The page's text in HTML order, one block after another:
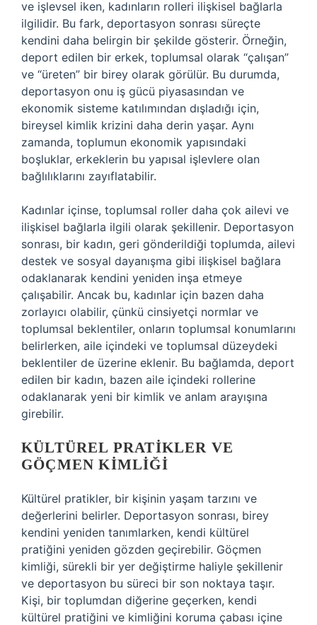
ve işlevsel iken, kadınların rolleri ilişkisel bağlarla
ilgilidir. Bu fark, deportasyon sonrası süreçte
kendini daha belirgin bir şekilde gösterir. Örneğin,
deport edilen bir erkek, toplumsal olarak “çalışan”
ve “üreten” bir birey olarak görülür. Bu durumda,
deportasyon onu iş gücü piyasasından ve
ekonomik sisteme katılımından dışladığı için,
bireysel kimlik krizini daha derin yaşar. Aynı
zamanda, toplumun ekonomik yapısındaki
boşluklar, erkeklerin bu yapısal işlevlere olan
bağlılıklarını zayıflatabilir.
Kadınlar içinse, toplumsal roller daha çok ailevi ve
ilişkisel bağlarla ilgili olarak şekillenir. Deportasyon
sonrası, bir kadın, geri gönderildiği toplumda, ailevi
destek ve sosyal dayanışma gibi ilişkisel bağlara
odaklanarak kendini yeniden inşa etmeye
çalışabilir. Ancak bu, kadınlar için bazen daha
zorlayıcı olabilir, çünkü cinsiyetçi normlar ve
toplumsal beklentiler, onların toplumsal konumlarını
belirlerken, aile içindeki ve toplumsal düzeydeki
beklentiler de üzerine eklenir. Bu bağlamda, deport
edilen bir kadın, bazen aile içindeki rollerine
odaklanarak yeni bir kimlik ve anlam arayışına
girebilir.
KÜLTÜREL PRATIKLER VE
GÖÇMEN KIMLIĞI
Kültürel pratikler, bir kişinin yaşam tarzını ve
değerlerini belirler. Deportasyon sonrası, birey
kendini yeniden tanımlarken, kendi kültürel
pratiğini yeniden gözden geçirebilir. Göçmen
kimliği, sürekli bir yer değiştirme haliyle şekillenir
ve deportasyon bu süreci bir son noktaya taşır.
Kişi, bir toplumdan diğerine geçerken, kendi
kültürel pratiğini ve kimliğini koruma çabası içine